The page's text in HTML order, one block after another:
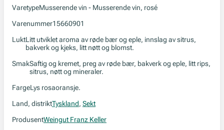
VaretypeMusserende vin - Musserende vin, rosé
Varenummer15660901
LuktLitt utviklet aroma av røde bær og eple, innslag av sitrus,
bakverk og kjeks, litt nøtt og blomst.
SmakSaftig og kremet, preg av røde bær, bakverk og eple, litt rips,
sitrus, nøtt og mineraler.
FargeLys rosaoransje.
Land, distriktTyskland, Sekt
ProdusentWeingut Franz Keller